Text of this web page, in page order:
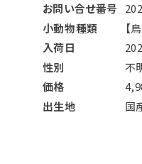
お問い合せ番号
小動物種類
【
入荷日
性別
不
価格
出生地
国